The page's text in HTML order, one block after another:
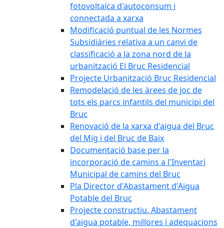
fotovoltaica d'autoconsum i
connectada a xarxa
Modificació puntual de les Normes
Subsidiàries relativa a un canvi de
classificació a la zona nord de la
urbanització El Bruc Residencial
Projecte Urbanització Bruc Residencial
Remodelació de les àrees de joc de
tots els parcs infantils del municipi del
Bruc
Renovació de la xarxa d'aigua del Bruc
del Mig i del Bruc de Baix
Documentació base per la
incorporació de camins a l'Inventari
Municipal de camins del Bruc
Pla Director d'Abastament d'Aigua
Potable del Bruc
Projecte constructiu. Abastament
d'aigua potable, millores i adequacions